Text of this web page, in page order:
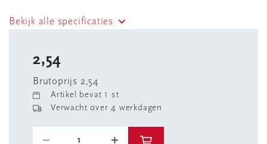
Bekijk alle specificaties
2,54
Brutoprijs 2,54
Artikel bevat 1 st
Verwacht over 4 werkdagen